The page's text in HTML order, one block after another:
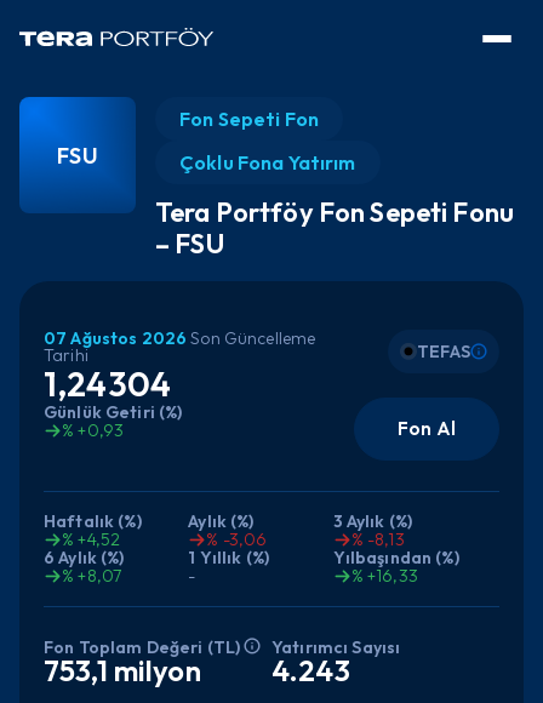
FSU
Tera Portföy Fon Sepeti Fonu
– FSU
Fon Sepeti Fon
Çoklu Fona Yatırım
07 Ağustos 2026 Son Güncelleme
Tarihi
1,24304
Günlük Getiri (%)
% +0,93
TEFAS
Fon Al
Haftalık (%)
% +4,52
Aylık (%)
% -3,06
3 Aylık (%)
% -8,13
6 Aylık (%)
% +8,07
1 Yıllık (%)
-
Yılbaşından (%)
% +16,33
Fon Toplam Değeri (TL)
753,1 milyon
Yatırımcı Sayısı
4.243